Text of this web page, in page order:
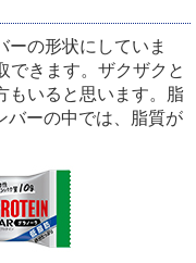
ーの形状にしていま
できます。ザクザクと
もいると思います。脂
バーの中では、脂質が